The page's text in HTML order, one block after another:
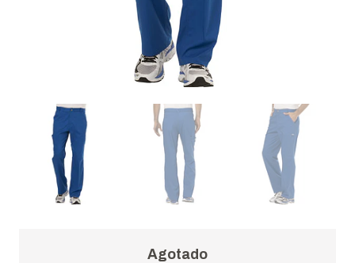
Agotado